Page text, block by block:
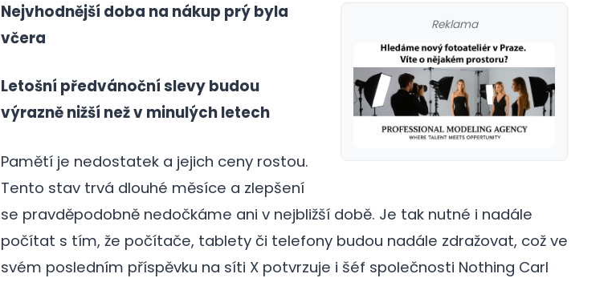
galerie: cviky galerie: cviky
Reklama
Nejvhodnější doba na nákup prý byla
včera
Letošní předvánoční slevy budou
výrazně nižší než v minulých letech
Pamětí je nedostatek a jejich ceny rostou.
Tento stav trvá dlouhé měsíce a zlepšení
se pravděpodobně nedočkáme ani v nejbližší době. Je tak nutné i nadále
počítat s tím, že počítače, tablety či telefony budou nadále zdražovat, což ve
svém posledním příspěvku na síti X potvrzuje i šéf společnosti Nothing Carl